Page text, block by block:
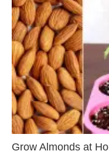
Grow Almonds at